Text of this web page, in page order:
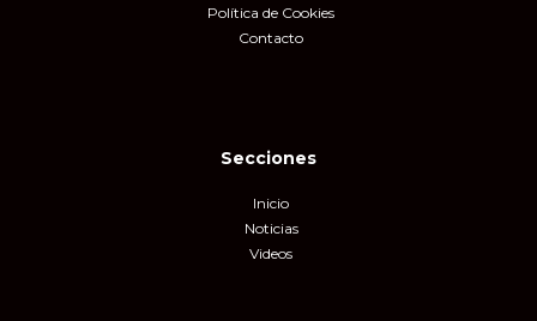
Política de Cookies
Contacto
Secciones
Inicio
Noticias
Videos